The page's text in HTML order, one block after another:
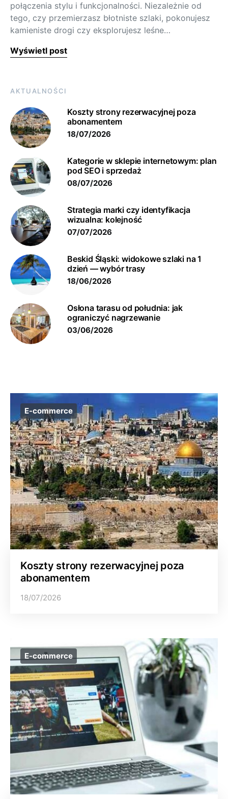
połączenia stylu i funkcjonalności. Niezależnie od
tego, czy przemierzasz błotniste szlaki, pokonujesz
kamieniste drogi czy eksplorujesz leśne…
Wyświetl post
AKTUALNOŚCI
Koszty strony rezerwacyjnej poza
abonamentem
18/07/2026
Kategorie w sklepie internetowym: plan
pod SEO i sprzedaż
08/07/2026
Strategia marki czy identyfikacja
wizualna: kolejność
07/07/2026
Beskid Śląski: widokowe szlaki na 1
dzień — wybór trasy
18/06/2026
Osłona tarasu od południa: jak
ograniczyć nagrzewanie
03/06/2026
E-commerce
Koszty strony rezerwacyjnej poza
abonamentem
18/07/2026
E-commerce